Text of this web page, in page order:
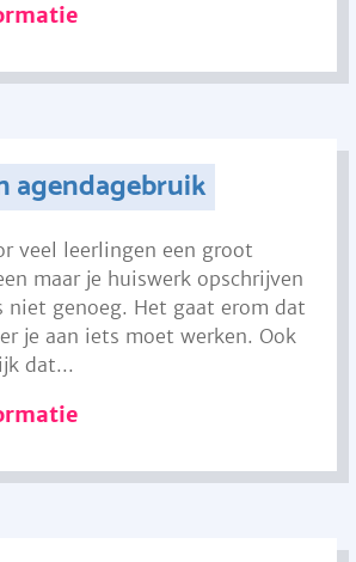
agendagebruik
veel leerlingen een groot
maar je huiswerk opschrijven
niet genoeg. Het gaat erom dat
je aan iets moet werken. Ook
dat...